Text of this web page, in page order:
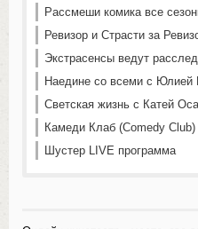
Рассмеши комика все
Ревизор и Страсти за
Экстрасенсы ведут
Наедине со всеми с Юлией
Светская жизнь с Катей
Камеди Клаб (Comedy Club)
Шустер LIVE программа